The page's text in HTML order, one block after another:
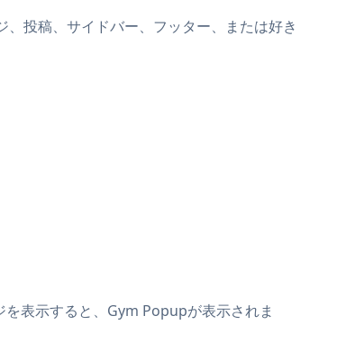
投稿、サイドバー、フッター、または好き
表示すると、Gym Popupが表示されま